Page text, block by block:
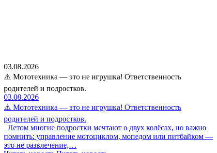
03.08.2026
⚠️ Мототехника — это не игрушка! Ответственность
родителей и подростков.
03.08.2026
⚠️ Мототехника — это не игрушка! Ответственность
родителей и подростков.
Летом многие подростки мечтают о двух колёсах, но важно
помнить: управление мотоциклом, мопедом или питбайком —
это не развлечение,…